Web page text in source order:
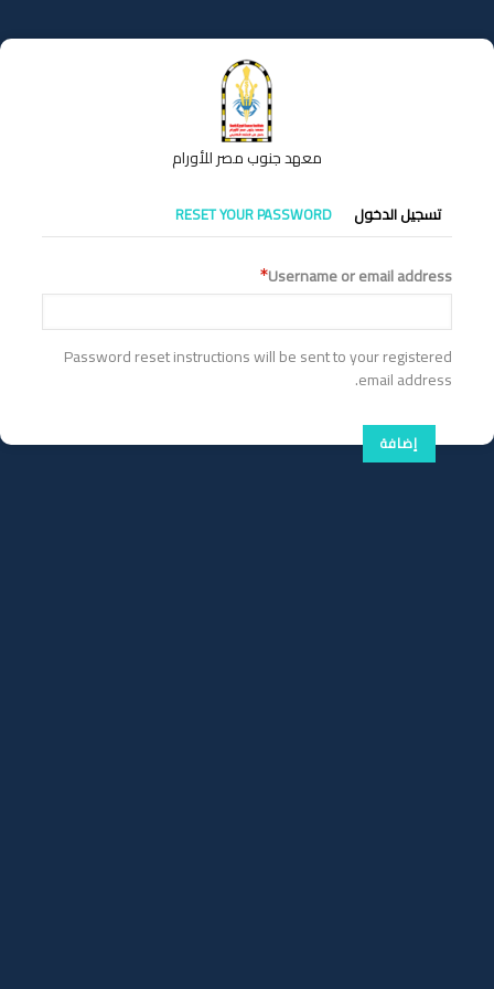
إلى
المحتوى
معهد جنوب مصر للأورام
التبويبات
الأساسية
تسجيل الدخول RESET YOUR PASSWORD
Username or email address
Password reset instructions will be sent to your registered
email address.